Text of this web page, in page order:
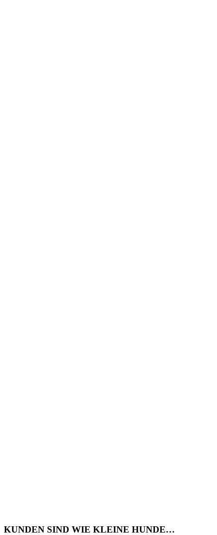
KUNDEN SIND WIE KLEINE HUNDE…